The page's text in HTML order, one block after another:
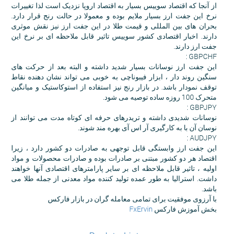
از آنجا که اقتصاد سوییس بسیار به اقتصاد اروپا نزدیک است لذا تغییرات
نرخ این جفت ارز بسیار ملایم بوده و معمولا در حالت رنج قرار دارد.
بحران های بین المللی و قیمت طلا در این جفت ارز نیز نقش موثری
دارند. اخبار اقتصادی کشور سوییس تاثیر قابل ملاحظه ای بر نرخ این
جفت ارز دارند.
GBPCHF :
این جفت ارز نوسانات بسیار شدید داشته و البته بعد از حرکت های
سنگین روند دار ، ابزار فیبوناچی به خوبی می تواند نشان دهنده نقاط
توقف نمودار باشد. در بازار رنج نیز استفاده از استوکاستیک و میانگین
متحرک 100 روزه ساده توصیه می شود.
GBPJPY :
نوسانات شدیدی داشته و تریدرهای حرفه ای کوتاه مدت می توانند از
نوسان آن با به کارگیری آر اس آی بهره مند شوند.
AUDJPY :
این جفت ارز وابستگی قابل توجهی به صادرات دو کشور دارد ، زیرا
اقتصاد هر دو کشور مبتنی بر صادرات بوده و صادرات محصولات و مواد
اولیه ، تاثیر قابل ملاحظه ای بر سایر پارامترهای اقتصادی آنها خواهند
داشت. استرالیا به طور عمده تولید کننده مواد معدنی از جمله طلا می
باشد.
با آرزوی موفقیت برای تمامی معامله گران در بازار فارکس
بخش آموزش فارکس FxErvin